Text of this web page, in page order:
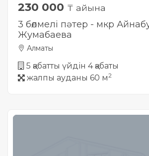
230 000 ₸ айына
3 бөлмелі пәтер - мкр
Жумабаева
Алматы
5 қабатты үйдін 4 қабаты
жалпы ауданы 60 м2